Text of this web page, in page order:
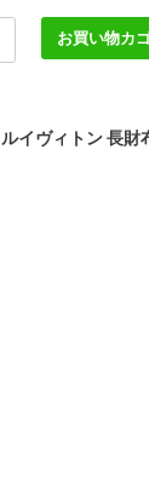
お買い物カ
ルイヴィトン 長財